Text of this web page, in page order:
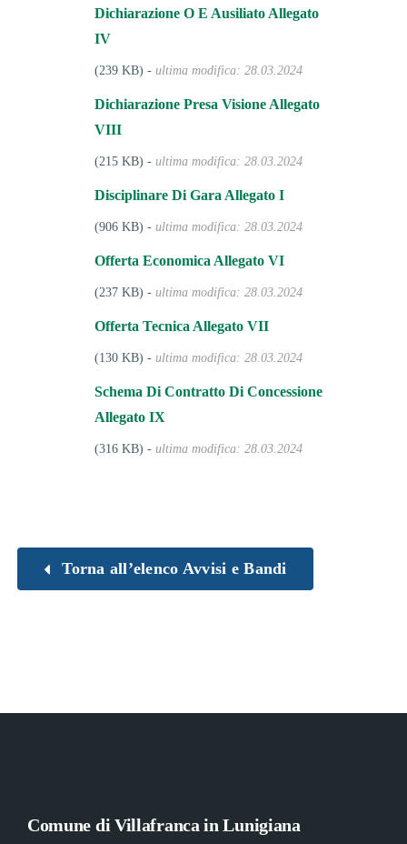
Dichiarazione O E Ausiliato Allegato
IV
(239 KB) -ultima modifica: 28.03.2024
Dichiarazione Presa Visione Allegato
VIII
(215 KB) -ultima modifica: 28.03.2024
Disciplinare Di Gara Allegato I
(906 KB) -ultima modifica: 28.03.2024
Offerta Economica Allegato VI
(237 KB) -ultima modifica: 28.03.2024
Offerta Tecnica Allegato VII
(130 KB) -ultima modifica: 28.03.2024
Schema Di Contratto Di Concessione
Allegato IX
(316 KB) -ultima modifica: 28.03.2024
Torna all’elenco Avvisi e Bandi
Comune di Villafranca in Lunigiana